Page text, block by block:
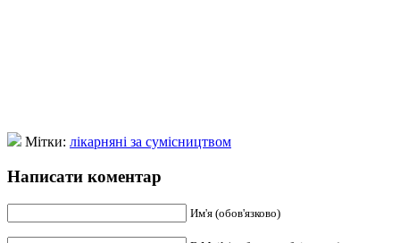
Мітки: лікарняні за сумісництвом
Написати коментар
Им'я (обов'язково)